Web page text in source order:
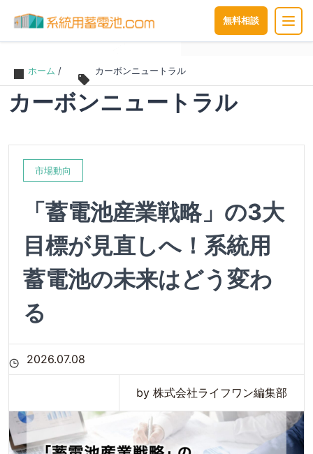
無料相談
ホーム / カーボンニュートラル
カーボンニュートラル
市場動向
「蓄電池産業戦略」の3大
目標が見直しへ！系統用
蓄電池の未来はどう変わ
る
2026.07.08
by 株式会社ライフワン編集部